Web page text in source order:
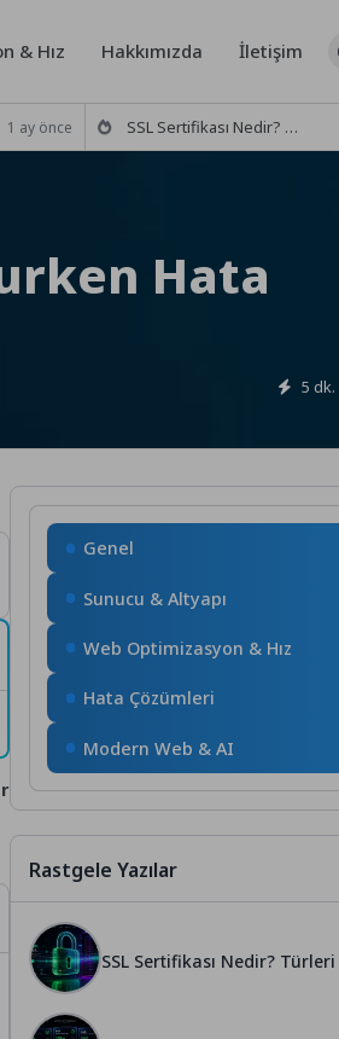
& Hız Hakkımızda İletişim
1 ay önce SSL Sertifikası Nedir? Türleri Nelerdir? (Seçim Rehberi)
Hata
5
Genel
Sunucu & Altyapı
Web Optimizasyon & Hız
Hata Çözümleri
Modern Web & AI
Rastgele Yazılar
SSL Sertifikası Nedir?